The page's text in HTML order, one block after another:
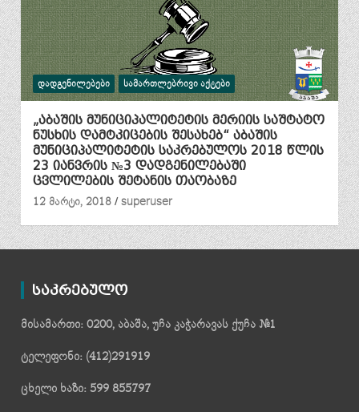
ᲓᲐᲓᲒᲔᲜᲘᲚᲔᲑᲔᲑᲘ ᲡᲐᲛᲐᲠᲗᲚᲔᲑᲠᲘᲕᲘ ᲐᲥᲢᲔᲑᲘ
„აბაშის მუნიციპალიტეტის მერიის საშტატო
ნუსხის დამტკიცების შესახებ“ აბაშის
მუნიციპალიტეტის საკრებულოს 2018 წლის
23 იანვრის №3 დადგენილებაში
ცვლილების შეტანის თაობაზე
12 მარტი, 2018
superuser
საკრებულო
მისამართი: 0200, აბაშა, უჩა კაჭარავას ქუჩა №1
ტელეფონი: (412)291919
ცხელი ხაზი: 599 855797